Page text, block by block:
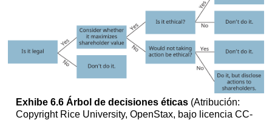
Exhibe 6.6Árbol de decisiones éticas(Atribución:
Copyright Rice University, OpenStax, bajo licencia CC-